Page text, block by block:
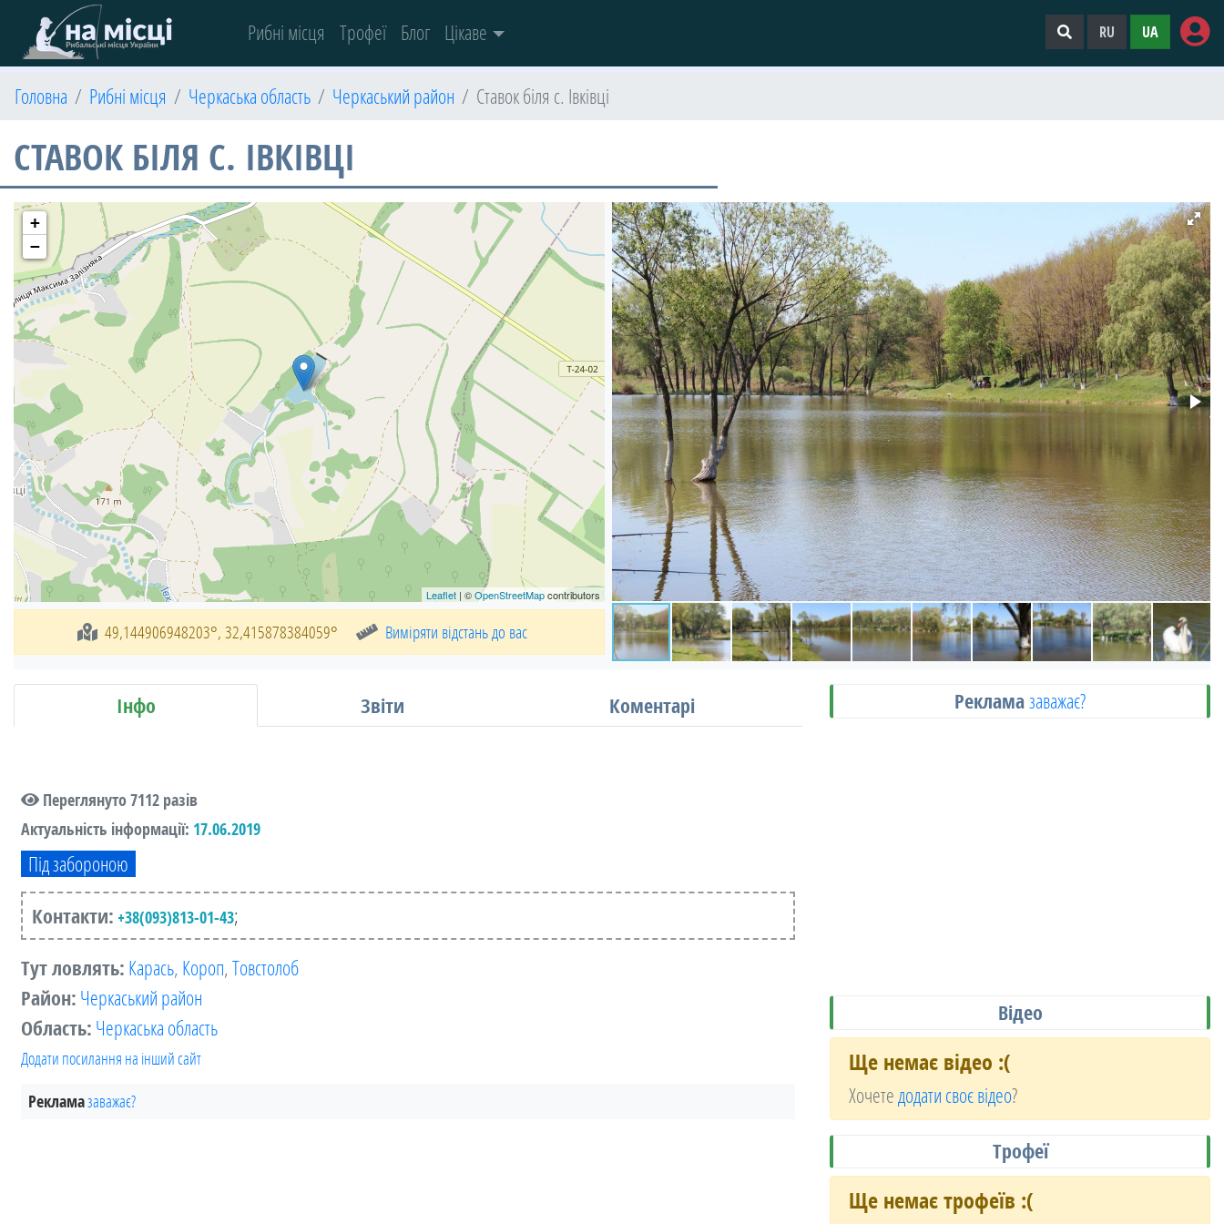
Рибні місця Трофеї Блог Цікаве RU UA
Головна Рибні місця Черкаська область Черкаський район Ставок біля с. Івківці
СТАВОК БІЛЯ С. ІВКІВЦІ
+
−
Leaflet | ©OpenStreetMapcontributors
49,144906948203°, 32,415878384059° Виміряти відстань до вас
Інфо Звіти Коментарі
Переглянуто 7112 разів
Актуальність інформації: 17.06.2019
Під забороною
Контакти: +38(093)813-01-43;
Тут ловлять:Карась,Короп,Товстолоб
Район:Черкаський район
Область:Черкаська область
Додати посилання на інший сайт
Рекламазаважає?
Рекламазаважає?
Відео
Ще немає відео :(
Хочетедодати своє відео?
Трофеї
Ще немає трофеїв :(